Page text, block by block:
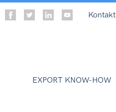
EXPORT KNOW-HOW
Kontakt